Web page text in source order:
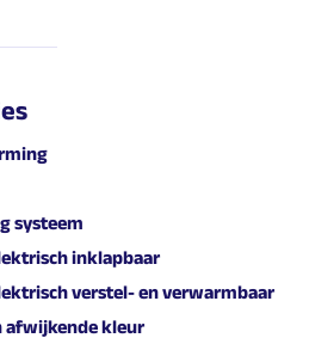
systeem
inklapbaar
verstel- en verwarmbaar
afwijkende kleur